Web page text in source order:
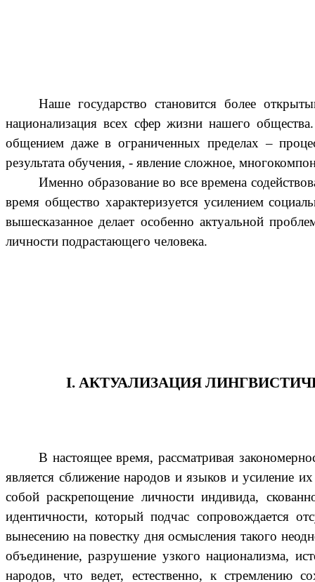
Наше государство становится более
национализация всех сфер жизни нашего
общением даже в ограниченных пределах –
результата обучения, - явление сложное,
Именно образование во все времена
время общество характеризуется усилением
вышесказанное делает особенно актуальной
личности подрастающего человека.
I. АКТУАЛИЗАЦИЯ
В настоящее время, рассматривая
является сближение народов и языков и усиление
собой раскрепощение личности индивида,
идентичности, который подчас сопровождается
вынесению на повестку дня осмысления такого
объединение, разрушение узкого национализма,
народов, что ведет, естественно, к стремлению